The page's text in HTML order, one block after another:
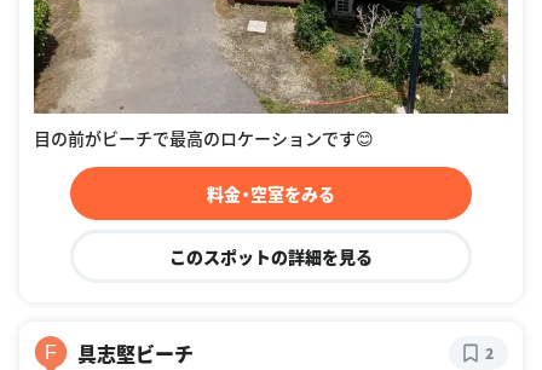
目の前がビーチで最高のロケーションです😊
料金・空室をみる
このスポットの詳細を見る
F 具志堅ビーチ 2